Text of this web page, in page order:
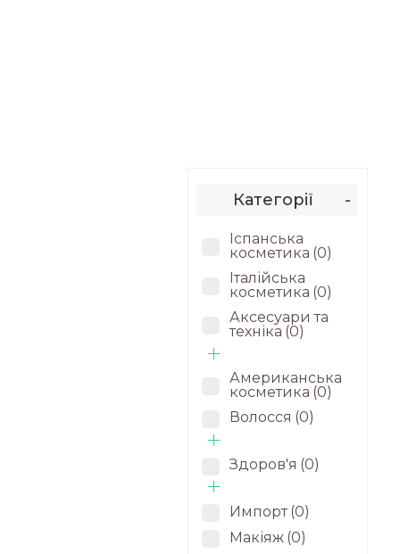
Категорії -
Іспанська
косметика (0)
Італійська
косметика (0)
Аксесуари та
техніка (0)
Американська
косметика (0)
Волосся (0)
Здоров'я (0)
Импорт (0)
Макіяж (0)